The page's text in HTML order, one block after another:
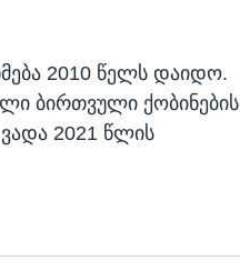
2010 წელს დაიდო.
ბირთვული ქობინების
2021 წლის